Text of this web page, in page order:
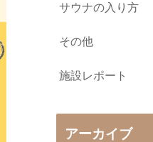
サウナの入り方
その他
施設レポート
アーカイブ